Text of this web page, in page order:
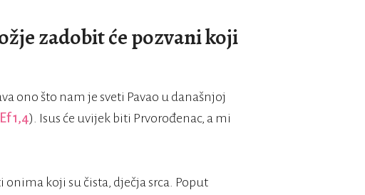
zadobit će pozvani koji
ono što nam je sveti Pavao u današnjoj
Ef 1,4). Isus će uvijek biti Prvorođenac, a mi
koji su čista, dječja srca. Poput